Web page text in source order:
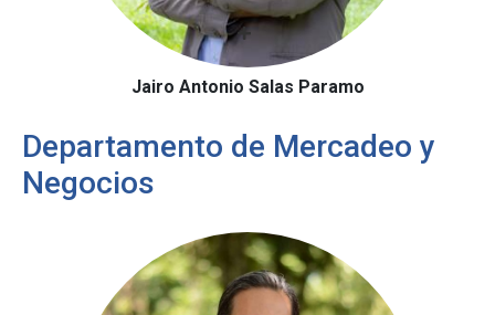
Jairo Antonio Salas Paramo
Departamento de Mercadeo y
Negocios